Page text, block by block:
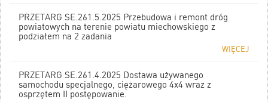
PRZETARG SE.261.5.2025 Przebudowa i remont dróg
powiatowych na terenie powiatu miechowskiego z
podziałem na 2 zadania
WIĘCEJ
PRZETARG SE.261.4.2025 Dostawa używanego
samochodu specjalnego, ciężarowego 4x4 wraz z
osprzętem II postępowanie.